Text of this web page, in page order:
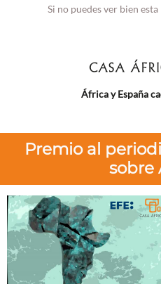
Si no puedes ver bien
África y España
Premio al
sobre